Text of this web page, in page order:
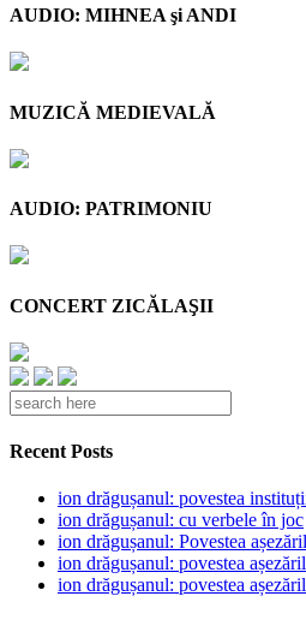
AUDIO: MIHNEA şi ANDI
MUZICĂ MEDIEVALĂ
AUDIO: PATRIMONIU
CONCERT ZICĂLAŞII
Recent Posts
ion drăgușanul: povestea
ion drăgușanul: cu verbele în joc
ion drăgușanul: Povestea
ion drăgușanul: povestea
ion drăgușanul: povestea